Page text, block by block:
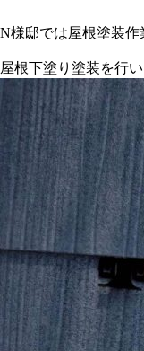
N様邸では屋根塗装作
屋根下塗り塗装を行い